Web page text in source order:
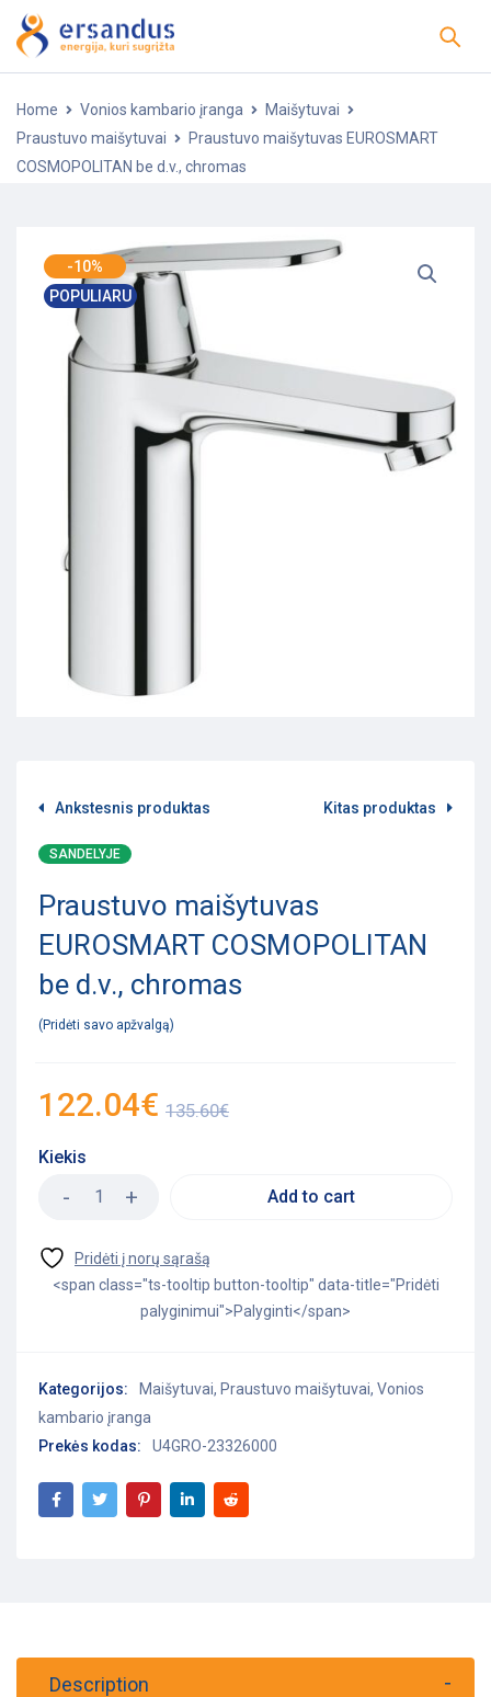
Home Vonios kambario įranga
Maišytuvai
Praustuvo maišytuvai
Praustuvo maišytuvas EUROSMART
COSMOPOLITAN be d.v., chromas
-10%
POPULIARU
Ankstesnis produktas Kitas produktas
SANDELYJE
Praustuvo maišytuvas
EUROSMART COSMOPOLITAN
be d.v., chromas
Pridėti savo apžvalgą
135.60€
122.04€
Kiekis
Add to cart
<span class="ts-tooltip button-tooltip" data-title="Pridėti
palyginimui">Palyginti</span>
Kategorijos: Maišytuvai, Praustuvo maišytuvai, Vonios
kambario įranga
Prekės kodas:
U4GRO-23326000
Description